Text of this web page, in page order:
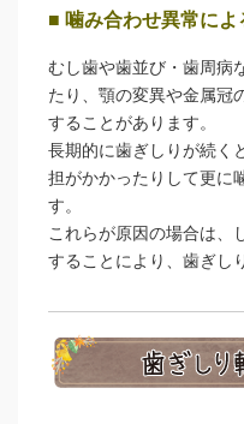
■ 噛み合わせ異常によ
むし歯や歯並び・歯周病
たり、顎の変異や金属冠
することがあります。
長期的に歯ぎしりが続く
担がかかったりして更に
す。
これらが原因の場合は、
することにより、歯ぎし